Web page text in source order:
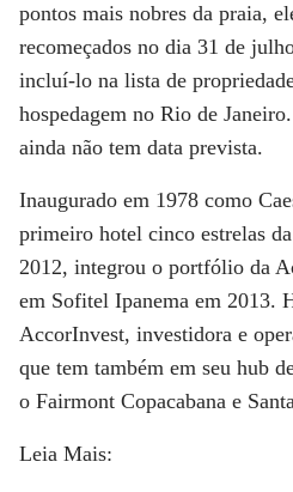
pontos mais nobres da praia,
recomeçados no dia 31 de
incluí-lo na lista de
hospedagem no Rio de Janeiro
ainda não tem data prevista.
Inaugurado em 1978 como
primeiro hotel cinco estrelas
2012, integrou o portfólio da
em Sofitel Ipanema em 2013.
AccorInvest, investidora e
que tem também em seu hub
o Fairmont Copacabana e
Leia Mais: